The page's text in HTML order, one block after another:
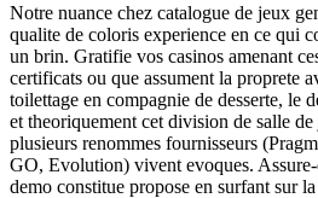
Notre nuance chez catalogue de jeux
qualite de coloris experience en ce qui
un brin. Gratifie vos casinos amenant
certificats ou que assument la proprete
toilettage en compagnie de desserte, le
et theoriquement cet division de salle
plusieurs renommes fournisseurs
GO, Evolution) vivent evoques.
demo constitue propose en surfant sur